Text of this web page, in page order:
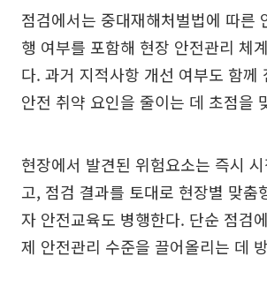
점검에서는 중대재해처벌법에 따른
행 여부를 포함해 현장 안전관리 체
다. 과거 지적사항 개선 여부도 함께
안전 취약 요인을 줄이는 데 초점을
현장에서 발견된 위험요소는 즉시
고, 점검 결과를 토대로 현장별 맞춤
자 안전교육도 병행한다. 단순 점검
제 안전관리 수준을 끌어올리는 데